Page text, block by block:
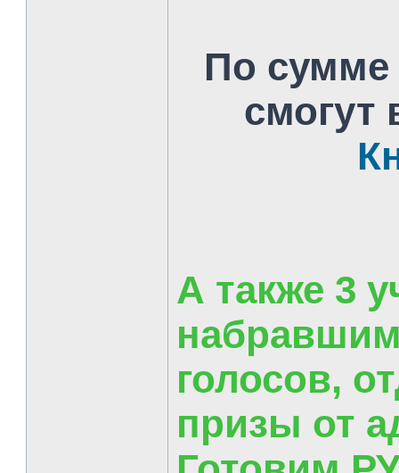
По сумме
смогут
А также 3
голосов,
призы от